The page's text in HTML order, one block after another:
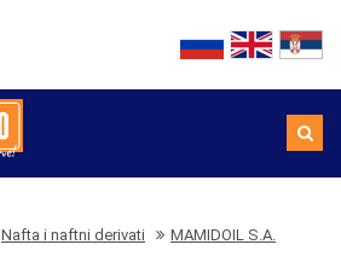
Nafta i naftni derivati MAMIDOIL S.A.